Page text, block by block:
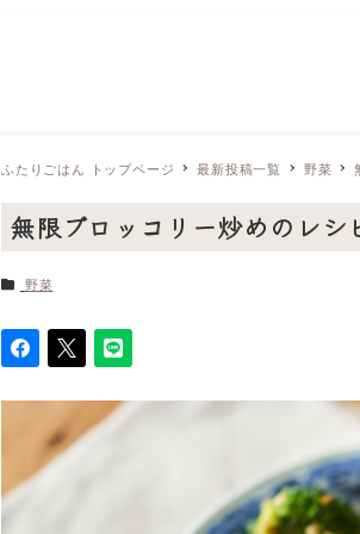
ふたりごはん トップページ 最新投稿一覧 野菜
無限ブロッコリー炒めのレシ
カテゴリー
野菜